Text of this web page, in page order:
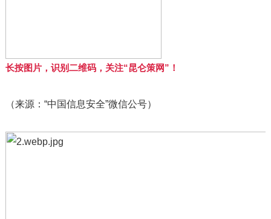
长按图片，识别二维码，关注“昆仑策网”！
（来源：“中国信息安全”微信公号）